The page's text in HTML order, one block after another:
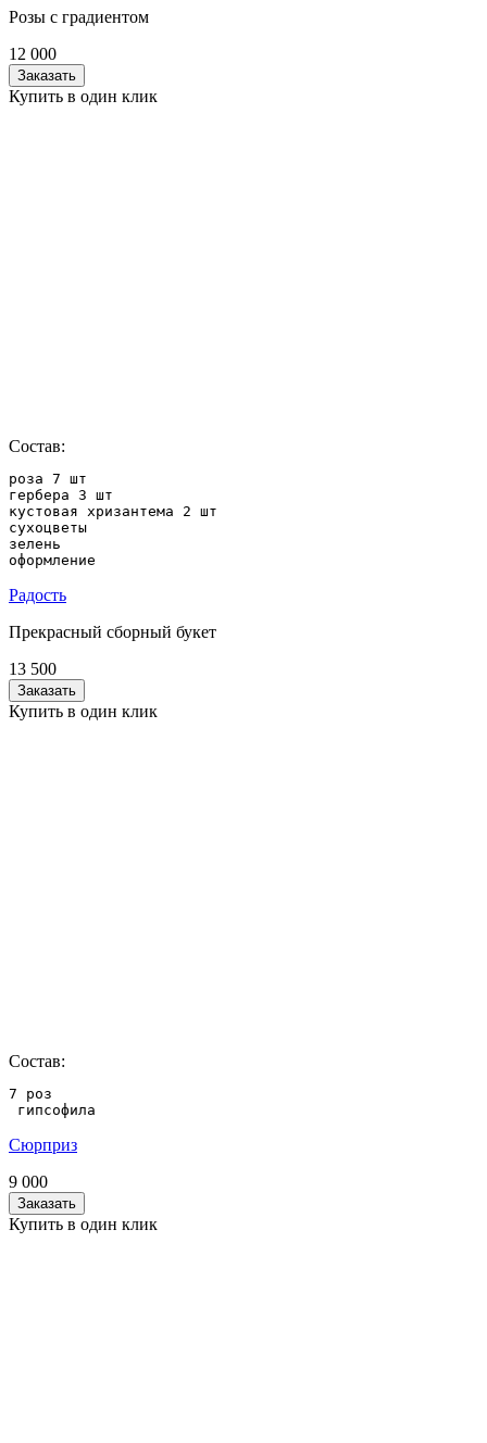
Розы с градиентом
12 000
Заказать
Купить в один клик
Состав:
роза 7 шт
гербера 3 шт
кустовая хризантема 2 шт
сухоцветы
зелень
оформление
Радость
Прекрасный сборный букет
13 500
Заказать
Купить в один клик
Состав:
7 роз
гипсофила
Сюрприз
9 000
Заказать
Купить в один клик